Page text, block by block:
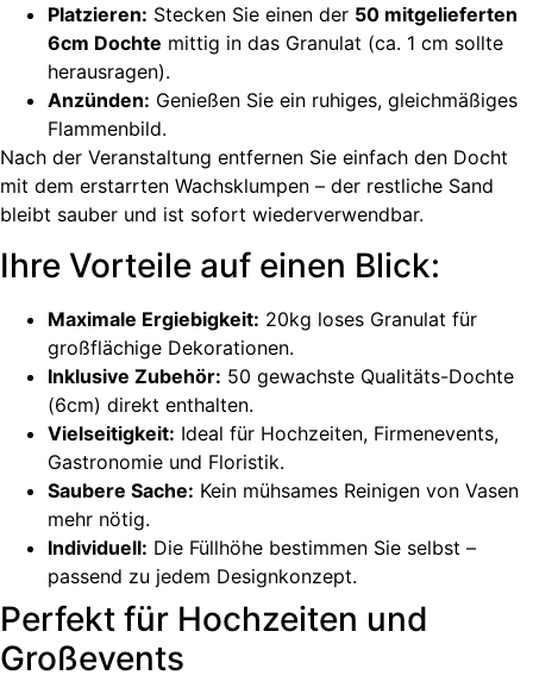
Platzieren: Stecken Sie einen der 50 mitgelieferten
6cm Dochte mittig in das Granulat (ca. 1 cm sollte
herausragen).
Anzünden: Genießen Sie ein ruhiges, gleichmäßiges
Flammenbild.
Nach der Veranstaltung entfernen Sie einfach den Docht
mit dem erstarrten Wachsklumpen – der restliche Sand
bleibt sauber und ist sofort wiederverwendbar.
Ihre Vorteile auf einen Blick:
Maximale Ergiebigkeit: 20kg loses Granulat für
großflächige Dekorationen.
Inklusive Zubehör: 50 gewachste Qualitäts-Dochte
(6cm) direkt enthalten.
Vielseitigkeit: Ideal für Hochzeiten, Firmenevents,
Gastronomie und Floristik.
Saubere Sache: Kein mühsames Reinigen von Vasen
mehr nötig.
Individuell: Die Füllhöhe bestimmen Sie selbst –
passend zu jedem Designkonzept.
Perfekt für Hochzeiten und
Großevents